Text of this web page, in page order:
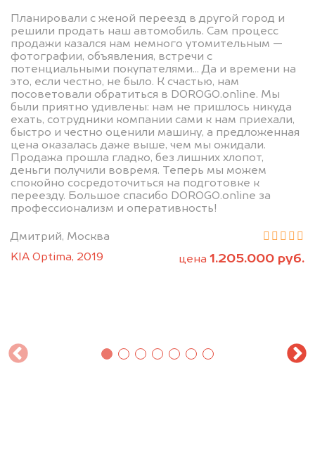
Планировали с женой переезд в другой город и
решили продать наш автомобиль. Сам процесс
продажи казался нам немного утомительным —
фотографии, объявления, встречи с
потенциальными покупателями... Да и времени на
это, если честно, не было. К счастью, нам
посоветовали обратиться в DOROGO.online. Мы
были приятно удивлены: нам не пришлось никуда
ехать, сотрудники компании сами к нам приехали,
быстро и честно оценили машину, а предложенная
цена оказалась даже выше, чем мы ожидали.
Продажа прошла гладко, без лишних хлопот,
деньги получили вовремя. Теперь мы можем
спокойно сосредоточиться на подготовке к
переезду. Большое спасибо DOROGO.online за
профессионализм и оперативность!
Дмитрий, Москва
KIA Optima, 2019
цена 1.205.000 руб.